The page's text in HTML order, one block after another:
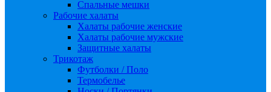
Спальные мешки
Рабочие халаты
Халаты рабочие женские
Халаты рабочие мужские
Защитные халаты
Трикотаж
Футболки / Поло
Термобелье